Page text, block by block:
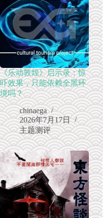
《乐动敦煌》启示录：惊
吓效果，只能依赖全黑环
境吗？
chinaega
2026年7月17日
主题测评